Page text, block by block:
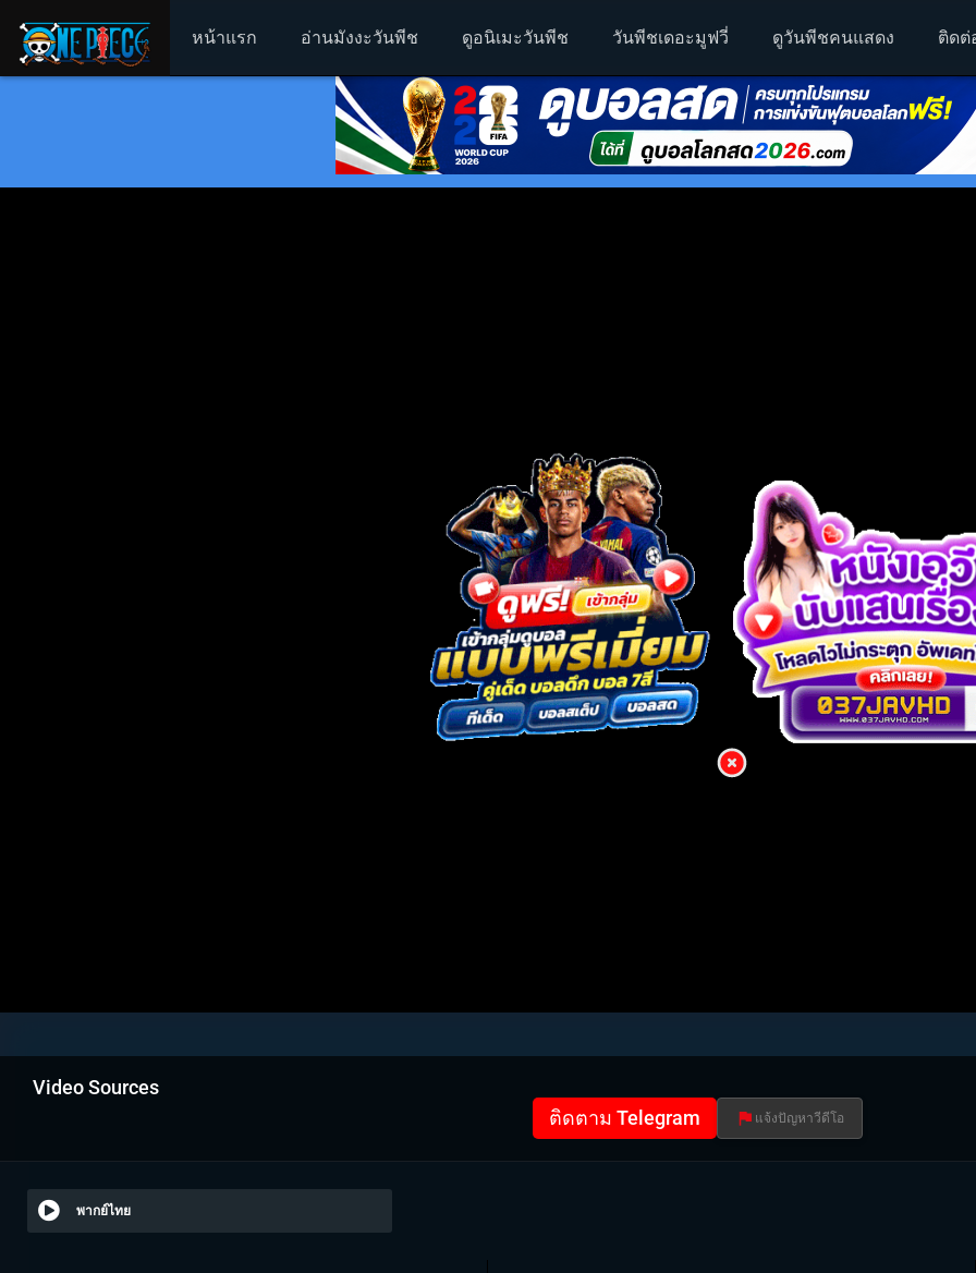
หน้าแรก อ่านมังงะวันพีช ดูอนิเมะวันพีช วันพีชเดอะมูฟวี่ ดูวันพีชคนแสดง ติดต่
Video Sources
ติดตาม Telegram
แจ้งปัญหาวีดีโอ
พากย์ไทย